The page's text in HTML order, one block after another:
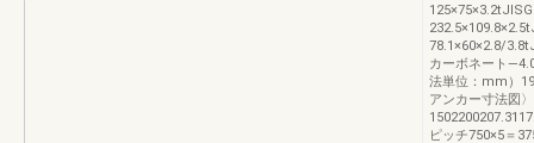
78.1×60×2.8/
カーボネート
法単位：mm）
アンカー寸法図〉
ピッチ750×5＝